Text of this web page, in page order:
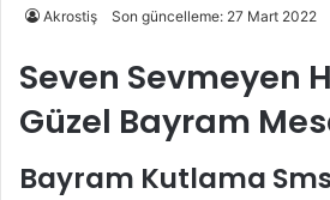
Akrostiş Son güncelleme: 27 Mart 2022
Seven Sevmeyen
Güzel Bayram
Bayram Kutlama